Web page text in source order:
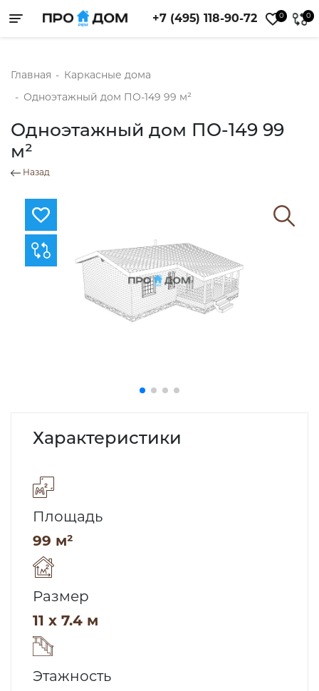
Toggle navigation +7 (495) 118-90-72 0 0
Главная - Каркасные дома
- Одноэтажный дом ПО-149 99 м²
Одноэтажный дом ПО-149 99
м²
Назад
Характеристики
Площадь
99 м²
Размер
11 x 7.4 м
Этажность